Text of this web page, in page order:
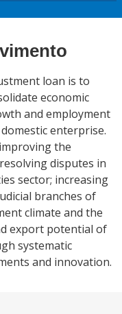
loan is to
economic
and employment
enterprise.
the
disputes in
sector; increasing
branches of
climate and the
export potential of
systematic
and innovation.